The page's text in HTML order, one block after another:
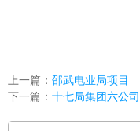
上一篇： 邵武电业局项目
下一篇： 十七局集团六公